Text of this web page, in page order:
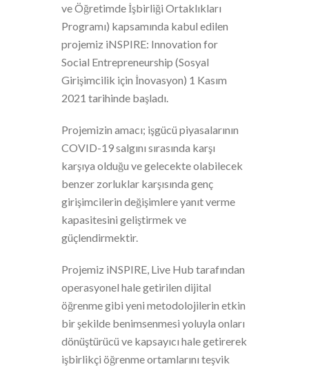
ve Öğretimde İşbirliği Ortaklıkları
Programı) kapsamında kabul edilen
projemiz iNSPIRE: Innovation for
Social Entrepreneurship (Sosyal
Girişimcilik için İnovasyon) 1 Kasım
2021 tarihinde başladı.
Projemizin amacı; işgücü piyasalarının
COVID-19 salgını sırasında karşı
karşıya olduğu ve gelecekte olabilecek
benzer zorluklar karşısında genç
girişimcilerin değişimlere yanıt verme
kapasitesini geliştirmek ve
güçlendirmektir.
Projemiz iNSPIRE, Live Hub tarafından
operasyonel hale getirilen dijital
öğrenme gibi yeni metodolojilerin etkin
bir şekilde benimsenmesi yoluyla onları
dönüştürücü ve kapsayıcı hale getirerek
işbirlikçi öğrenme ortamlarını teşvik